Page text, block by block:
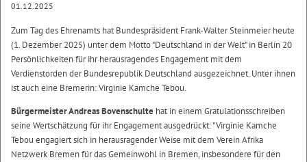
01.12.2025
Zum Tag des Ehrenamts hat Bundespräsident Frank-Walter Steinmeier heute
(1. Dezember 2025) unter dem Motto "Deutschland in der Welt" in Berlin 20
Persönlichkeiten für ihr herausragendes Engagement mit dem
Verdienstorden der Bundesrepublik Deutschland ausgezeichnet. Unter ihnen
ist auch eine Bremerin: Virginie Kamche Tebou.
Bürgermeister Andreas Bovenschulte hat in einem Gratulationsschreiben
seine Wertschätzung für ihr Engagement ausgedrückt: "Virginie Kamche
Tebou engagiert sich in herausragender Weise mit dem Verein Afrika
Netzwerk Bremen für das Gemeinwohl in Bremen, insbesondere für den